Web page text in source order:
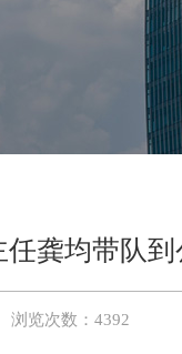
龚均带队
浏览次数：4392